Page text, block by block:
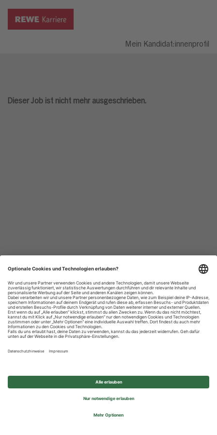
Mein Kandidat:innenprofil
Dieser Job ist nicht mehr ausgeschrieben.
Datenschutzhinweise
Impressum
Privatsphäre-Einstellungen
© 2026 REWE Group - All rights reserved